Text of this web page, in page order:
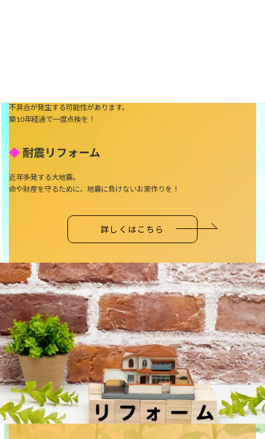
不具合が発生する可能性があります。
築10年経過で一度点検を！
◆ 耐震リフォーム
近年多発する大地震。
命や財産を守るために、地震に負けないお家作りを！
詳しくはこちら